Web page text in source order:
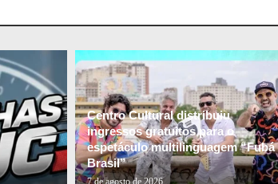
Centro Cultural distribuiu
ingressos gratuitos para o
espetáculo multilinguagem “Fubá
Brasil”
7 de agosto de 2026